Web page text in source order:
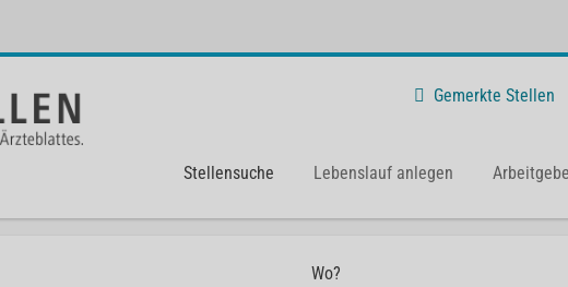
Gemerkte Stellen
Stellensuche Lebenslauf anlegen
Wo?